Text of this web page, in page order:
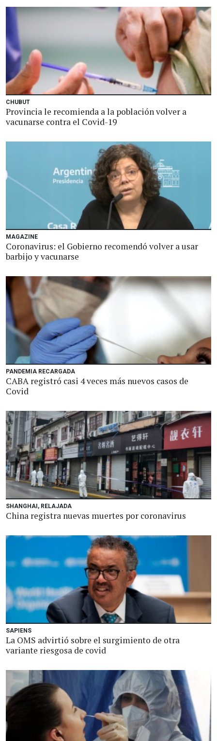
CHUBUT
Provincia le recomienda a la población volver a
vacunarse contra el Covid-19
MAGAZINE
Coronavirus: el Gobierno recomendó volver a usar
barbijo y vacunarse
PANDEMIA RECARGADA
CABA registró casi 4 veces más nuevos casos de
Covid
SHANGHAI, RELAJADA
China registra nuevas muertes por coronavirus
SAPIENS
La OMS advirtió sobre el surgimiento de otra
variante riesgosa de covid